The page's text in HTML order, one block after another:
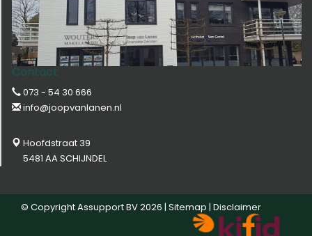
Contact
073 - 54 30 666
info@joopvanlanen.nl
Hoofdstraat 39
5481 AA SCHIJNDEL
© CopyrightAssupport BV2026 | Sitemap | Disclaimer